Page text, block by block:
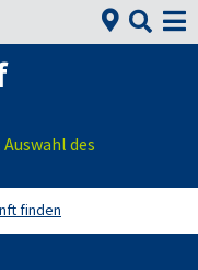
 
des
finden